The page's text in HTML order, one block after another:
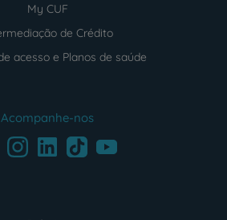
My CUF
de Crédito
acesso e Planos de saúde
Acompanhe-nos
InstagramLinkedInTikTokYoutube